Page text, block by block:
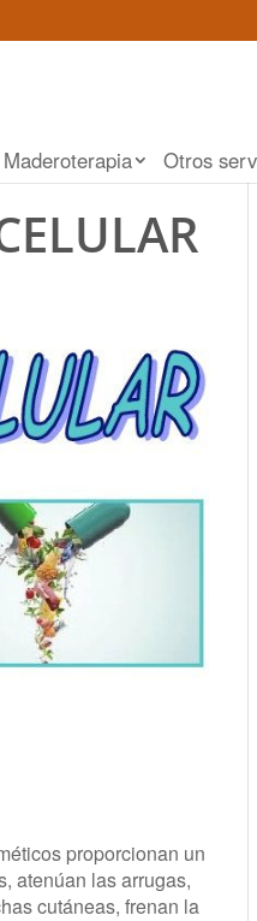
Maderoterapia Otros
proporcionan un
atenúan las arrugas,
cutáneas, frenan la